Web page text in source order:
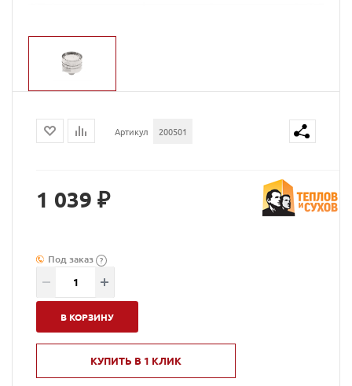
Артикул 200501
1 039 ₽
Под заказ ?
В КОРЗИНУ
КУПИТЬ В 1 КЛИК